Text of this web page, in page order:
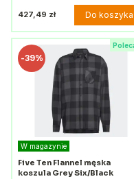
427,49 zł Do koszyka
-39%
W magazynie
Five Ten Flannel męska
koszula Grey Six/Black